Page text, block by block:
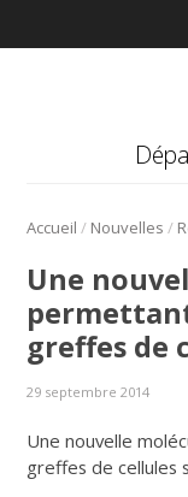
Accueil / Nouvelles /
Une
greffes de
29 septembre 2014
Une nouvelle
greffes de cellules